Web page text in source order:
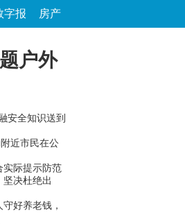
字报 房产
户外
安全知识送到
近市民在公
际提示防范
决杜绝出
好养老钱，